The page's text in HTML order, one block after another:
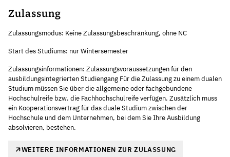
Zulassung
Zulassungsmodus: Keine Zulassungsbeschränkung, ohne NC
Start des Studiums: nur Wintersemester
Zulassungsinformationen: Zulassungsvoraussetzungen für den
ausbildungsintegrierten Studiengang Für die Zulassung zu einem dualen
Studium müssen Sie über die allgemeine oder fachgebundene
Hochschulreife bzw. die Fachhochschulreife verfügen. Zusätzlich muss
ein Kooperationsvertrag für das duale Studium zwischen der
Hochschule und dem Unternehmen, bei dem Sie Ihre Ausbildung
absolvieren, bestehen.
WEITERE INFORMATIONEN ZUR ZULASSUNG